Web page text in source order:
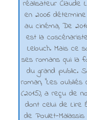
réalisateur Claude
en 2006
au cinéma, De
est la
Lelouch. Mais ce
ses romans qui la
du grand public.
roman, "Les oubliés
(2015), a reçu de
dont celui de Lire
de Poulet-